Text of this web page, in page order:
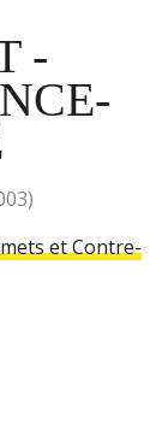
-
et Contre-